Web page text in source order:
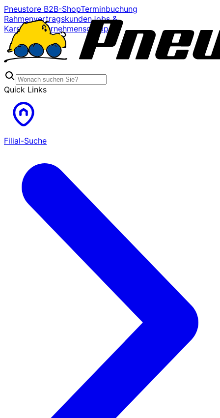
Pneustore B2B-ShopTerminbuchung
RahmenvertragskundenJobs &
Karriere
Unternehmensgruppe
Quick Links
Filial-Suche